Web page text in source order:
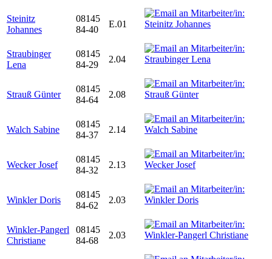
Steinitz
Johannes
08145
84-40
E.01
Straubinger
Lena
08145
84-29
2.04
Strauß Günter
08145
84-64
2.08
Walch Sabine
08145
84-37
2.14
Wecker Josef
08145
84-32
2.13
Winkler Doris
08145
84-62
2.03
Winkler-Pangerl
Christiane
08145
84-68
2.03